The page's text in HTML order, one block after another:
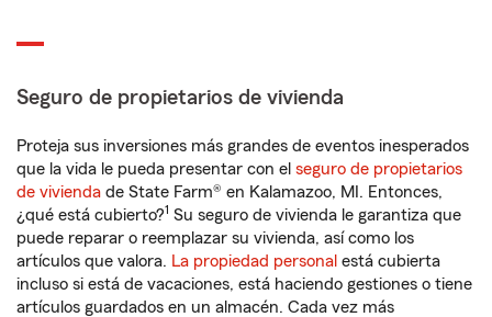
Seguro de propietarios de vivienda
Proteja sus inversiones más grandes de eventos inesperados
que la vida le pueda presentar con el seguro de propietarios
de vivienda de State Farm® en Kalamazoo, MI. Entonces,
¿qué está cubierto?1 Su seguro de vivienda le garantiza que
puede reparar o reemplazar su vivienda, así como los
artículos que valora. La propiedad personal está cubierta
incluso si está de vacaciones, está haciendo gestiones o tiene
artículos guardados en un almacén. Cada vez más